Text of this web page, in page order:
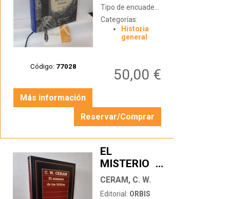
Código: 77028
Tipo de encuadernación:
Categorías:
Historia
general
50,00 €
Más información
Reservar/Comprar
EL
MISTERIO
DE LOS
HITITAS
…
CERAM, C. W.
Editorial: ORBIS